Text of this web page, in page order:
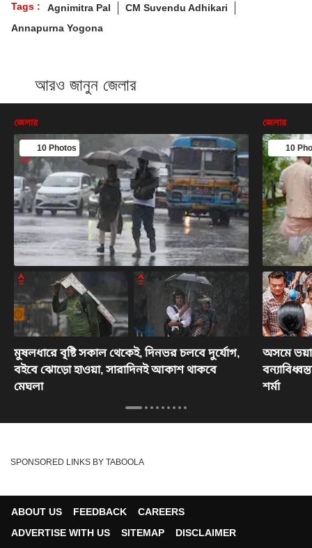
Tags : Agnimitra Pal
CM Suvendu Adhikari
Annapurna Yogona
আরও জানুন জেলার
জেলার
10 Photos
মুষলধারে বৃষ্টি সকাল থেকেই, দিনভর চলবে দুর্যোগ,
বইবে ঝোড়ো হাওয়া, সারাদিনই আকাশ থাকবে
মেঘলা
জেলার
10
অসমে
শর্মা
SPONSORED LINKS BY TABOOLA
ABOUT US FEEDBACK
CAREERS
ADVERTISE WITH US
SITEMAP
DISCLAIMER